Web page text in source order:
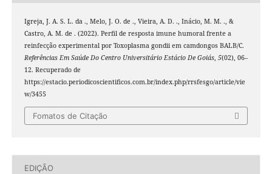
Igreja, J. A. S. L. da ., Melo, J. O. de ., Vieira, A. D. ., Inácio, M. M. ., &
Castro, A. M. de . (2022). Perfil de resposta imune humoral frente a
reinfecção experimental por Toxoplasma gondii em camdongos BALB/C.
Referências Em Saúde Do Centro Universitário Estácio De Goiás, 5(02), 06–
12. Recuperado de
https://estacio.periodicoscientificos.com.br/index.php/rrsfesgo/article/vie
w/3455
Fomatos de Citação
EDIÇÃO